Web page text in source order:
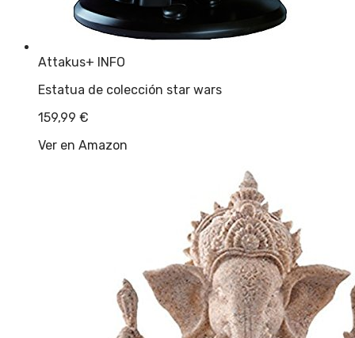
Attakus+ INFO
Estatua de colección star wars
159,99 €
Ver en Amazon